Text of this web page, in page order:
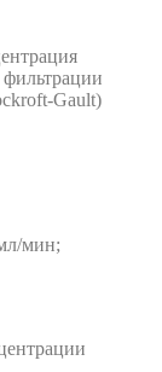
фильтрации
Gault)
мин;